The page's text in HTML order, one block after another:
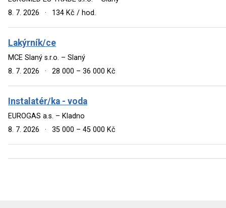
8. 7. 2026
· 134 Kč / hod.
Lakýrník/ce
MCE Slaný s.r.o. – Slaný
8. 7. 2026
· 28 000 – 36 000 Kč
Instalatér/ka - voda
EUROGAS a.s. – Kladno
8. 7. 2026
· 35 000 – 45 000 Kč